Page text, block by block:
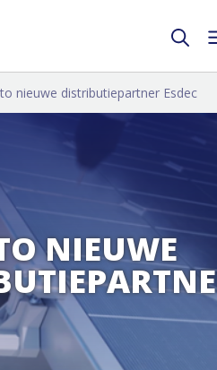
nieuwe distributiepartner Esdec
NIEUWE